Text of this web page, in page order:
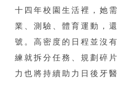
十四年校園生活裡，她
業、測驗、體育運動，
號。高密度的日程並沒
練就拆分任務、規劃碎
力也將持續助力日後牙